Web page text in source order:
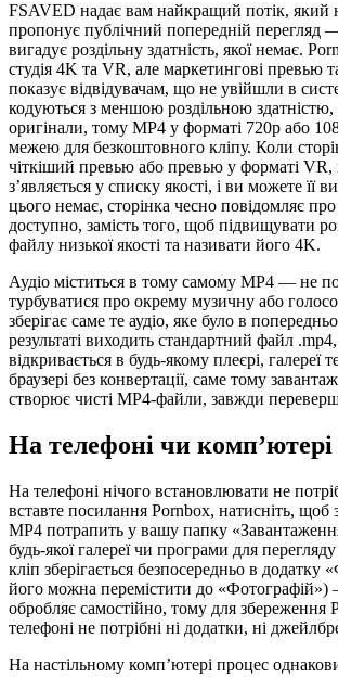
FSAVED надає вам найкращий потік, який
пропонує публічний попередній перегляд
вигадує роздільну здатність, якої немає.
студія 4K та VR, але маркетингові превью
показує відвідувачам, що не увійшли в
кодуються з меншою роздільною здатністю,
оригінали, тому MP4 у форматі 720p або
межею для безкоштовного кліпу. Коли
чіткіший превью або превью у форматі VR,
з’являється у списку якості, і ви можете її
цього немає, сторінка чесно повідомляє
доступно, замість того, щоб підвищувати
файлу низької якості та називати його 4K.
Аудіо міститься в тому самому MP4 — не
турбуватися про окрему музичну або
зберігає саме те аудіо, яке було в
результаті виходить стандартний файл
відкривається в будь-якому плеєрі, галереї
браузері без конвертації, саме тому
створює чисті MP4-файли, завжди
На телефоні чи комп’ютері
На телефоні нічого встановлювати не
вставте посилання Pornbox, натисніть, щоб
MP4 потрапить у вашу папку
будь-якої галереї чи програми для
кліп зберігається безпосередньо в додатку
його можна перемістити до «Фотографій»)
обробляє самостійно, тому для збереження
телефоні не потрібні ні додатки, ні
На настільному комп’ютері процес